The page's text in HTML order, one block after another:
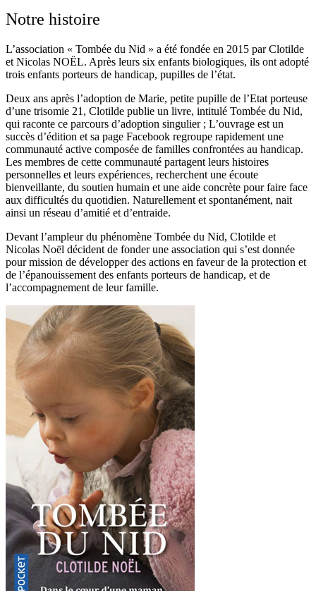
Notre histoire
L’association « Tombée du Nid » a été fondée en 2015 par Clotilde
et Nicolas NOËL. Après leurs six enfants biologiques, ils ont adopté
trois enfants porteurs de handicap, pupilles de l’état.
Deux ans après l’adoption de Marie, petite pupille de l’Etat porteuse
d’une trisomie 21, Clotilde publie un livre, intitulé Tombée du Nid,
qui raconte ce parcours d’adoption singulier ; L’ouvrage est un
succès d’édition et sa page Facebook regroupe rapidement une
communauté active composée de familles confrontées au handicap.
Les membres de cette communauté partagent leurs histoires
personnelles et leurs expériences, recherchent une écoute
bienveillante, du soutien humain et une aide concrète pour faire face
aux difficultés du quotidien. Naturellement et spontanément, nait
ainsi un réseau d’amitié et d’entraide.
Devant l’ampleur du phénomène Tombée du Nid, Clotilde et
Nicolas Noël décident de fonder une association qui s’est donnée
pour mission de développer des actions en faveur de la protection et
de l’épanouissement des enfants porteurs de handicap, et de
l’accompagnement de leur famille.